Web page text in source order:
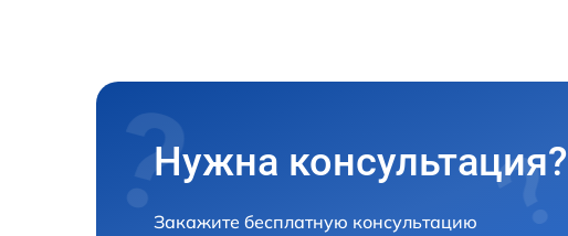
Нужна консультация?
Закажите бесплатную консультацию